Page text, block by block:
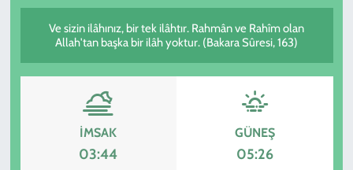
Ve sizin ilâhınız, bir tek ilâhtır. Rahmân ve Rahîm olan
Allah'tan başka bir ilâh yoktur. (Bakara Sûresi, 163)
İMSAK
03:44
GÜNEŞ
05:26
TEKNOLOJİ
YAŞAM